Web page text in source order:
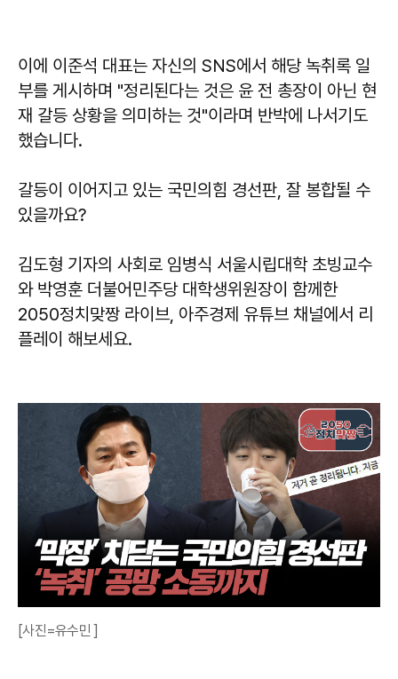
이에 이준석 대표는 자신의 SNS에서 해당 녹취록 일
부를 게시하며 "정리된다는 것은 윤 전 총장이 아닌 현
재 갈등 상황을 의미하는 것"이라며 반박에 나서기도
했습니다.
갈등이 이어지고 있는 국민의힘 경선판, 잘 봉합될 수
있을까요?
김도형 기자의 사회로 임병식 서울시립대학 초빙교수
와 박영훈 더불어민주당 대학생위원장이 함께한
2050정치맞짱 라이브, 아주경제 유튜브 채널에서 리
플레이 해보세요.
[사진=유수민 ]